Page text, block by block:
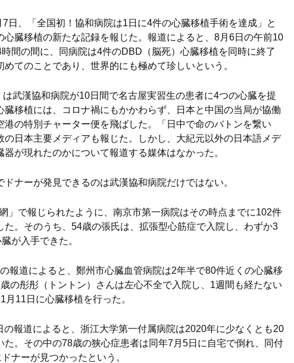
7日、「全国初！協和病院は1日に4件の心臓移植手術を達成」と
心臓移植の新たな記録を報じた。報道によると、8月6日の午前10
間の間に、同病院は4件のDBD（脳死）心臓移植を同時に終了
てのことであり、世界的にも極めて珍しいという。
武漢協和病院が10日間で名古屋実習生の患者に4つの心臓を提
臓移植には、コロナ禍にもかかわらず、日本と中国の当局が協働
港の特別チャーター便を飛ばした。「日中で命のバトンを繋い
の日本主要メディアも報じた。しかし、大紀元以外の日本語メデ
が現れたのかについて報道する媒体はなかった。
ナーが発見できるのは武漢協和病院だけではない。
」で報じられたように、南京市第一病院はその時点までに102件
た。そのうち、54歳の張氏は、拡張型心筋症で入院し、わずか3
が入手できた。
報道によると、鄭州市心臓血管病院は2年半で80件近くの心臓移
の彤彤（トントン）さんは左心不全で入院し、1週間も経たない
11日に心臓移植を行った。
の報道によると、浙江大学第一付属病院は2020年に少なくとも20
た。その中の78歳の狭心症患者は同年7月5日に自宅で倒れ、同付
ナーが見つかったという。